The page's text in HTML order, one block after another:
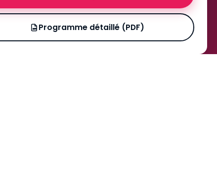
Programme détaillé (PDF)